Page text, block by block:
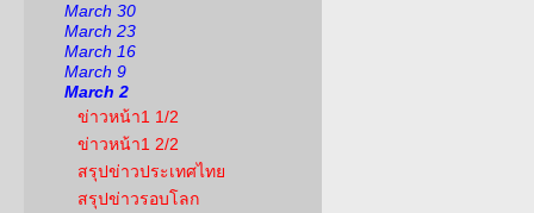
March 30
March 23
March 16
March 9
March 2
ข่าวหน้า1 1/2
ข่าวหน้า1 2/2
สรุปข่าวประเทศไทย
สรุปข่าวรอบโลก